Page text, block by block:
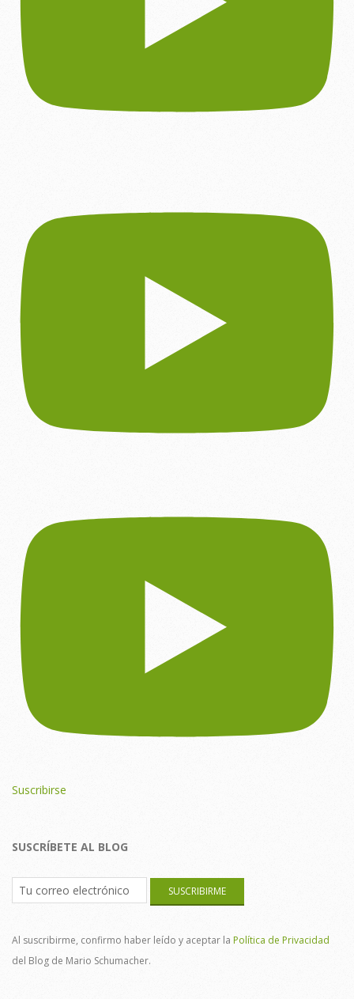
Suscribirse
SUSCRÍBETE AL BLOG
Al suscribirme, confirmo haber leído y aceptar la Política de Privacidad
del Blog de Mario Schumacher.